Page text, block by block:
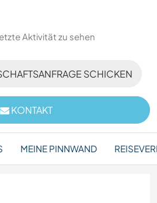
Aktivität zu sehen
SCHICKEN
KONTAKT
MEINE PINNWAND